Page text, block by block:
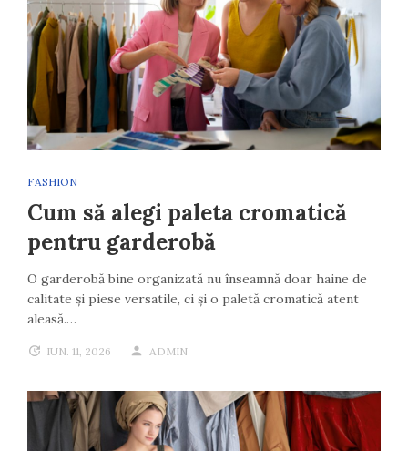
FASHION
Cum să alegi paleta cromatică
pentru garderobă
O garderobă bine organizată nu înseamnă doar haine de
calitate și piese versatile, ci și o paletă cromatică atent
aleasă.…
IUN. 11, 2026 ADMIN